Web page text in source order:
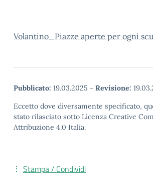
Volantino_Piazze aperte per ogni
Pubblicato: 19.03.2025 - Revisione:
Eccetto dove diversamente specificato,
stato rilasciato sotto Licenza Creative
Attribuzione 4.0 Italia.
Stampa / Condividi